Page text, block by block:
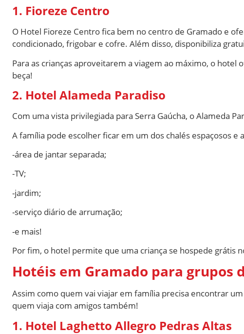
1. Fioreze Centro
O Hotel Fioreze Centro fica bem no centro de Gramado e
condicionado, frigobar e cofre. Além disso, disponibiliza
Para as crianças aproveitarem a viagem ao máximo, o
beça!
2. Hotel Alameda Paradiso
Com uma vista privilegiada para Serra Gaúcha, o Alameda
A família pode escolher ficar em um dos chalés espaçosos e
-área de jantar separada;
-TV;
-jardim;
-serviço diário de arrumação;
-e mais!
Por fim, o hotel permite que uma criança se hospede grátis
Hotéis em Gramado para grupos
Assim como quem vai viajar em família precisa encontrar
quem viaja com amigos também!
1. Hotel Laghetto Allegro Pedras Altas